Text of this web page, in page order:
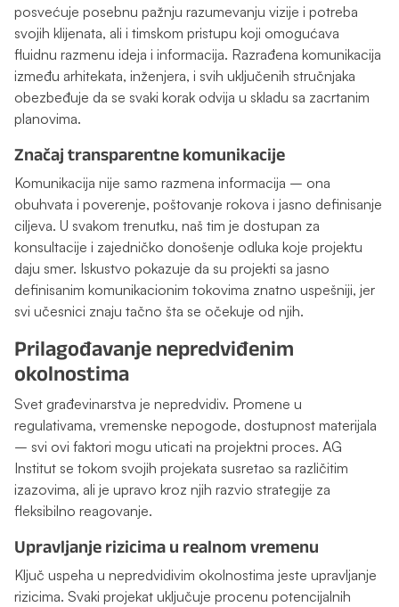
posvećuje posebnu pažnju razumevanju vizije i potreba
svojih klijenata, ali i timskom pristupu koji omogućava
fluidnu razmenu ideja i informacija. Razrađena komunikacija
između arhitekata, inženjera, i svih uključenih stručnjaka
obezbeđuje da se svaki korak odvija u skladu sa zacrtanim
planovima.
Značaj transparentne komunikacije
Komunikacija nije samo razmena informacija – ona
obuhvata i poverenje, poštovanje rokova i jasno definisanje
ciljeva. U svakom trenutku, naš tim je dostupan za
konsultacije i zajedničko donošenje odluka koje projektu
daju smer. Iskustvo pokazuje da su projekti sa jasno
definisanim komunikacionim tokovima znatno uspešniji, jer
svi učesnici znaju tačno šta se očekuje od njih.
Prilagođavanje nepredviđenim
okolnostima
Svet građevinarstva je nepredvidiv. Promene u
regulativama, vremenske nepogode, dostupnost materijala
– svi ovi faktori mogu uticati na projektni proces. AG
Institut se tokom svojih projekata susretao sa različitim
izazovima, ali je upravo kroz njih razvio strategije za
fleksibilno reagovanje.
Upravljanje rizicima u realnom vremenu
Ključ uspeha u nepredvidivim okolnostima jeste upravljanje
rizicima. Svaki projekat uključuje procenu potencijalnih